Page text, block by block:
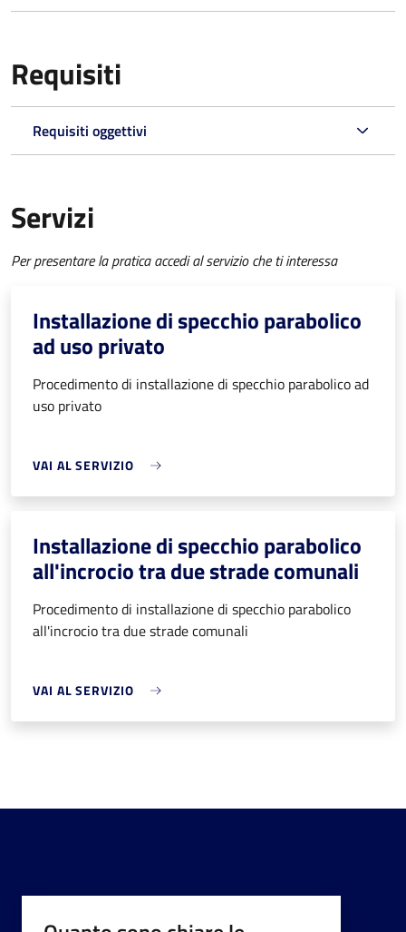
Requisiti
Requisiti oggettivi
Servizi
Per presentare la pratica accedi al servizio che ti interessa
Installazione di specchio parabolico
ad uso privato
Procedimento di installazione di specchio parabolico ad
uso privato
VAI AL SERVIZIO
Installazione di specchio parabolico
all'incrocio tra due strade comunali
Procedimento di installazione di specchio parabolico
all'incrocio tra due strade comunali
VAI AL SERVIZIO